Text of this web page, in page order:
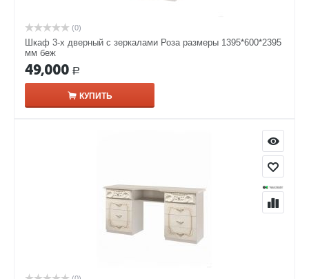
(0)
Шкаф 3-х дверный с зеркалами Роза размеры 1395*600*2395
мм беж
49,000 Р
КУПИТЬ